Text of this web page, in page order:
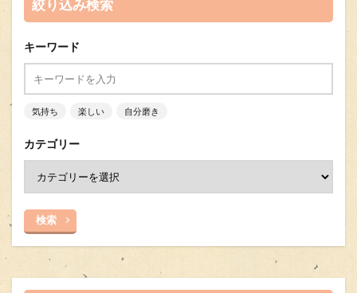
絞り込み検索
キーワード
気持ち 楽しい 自分磨き
カテゴリー
検索